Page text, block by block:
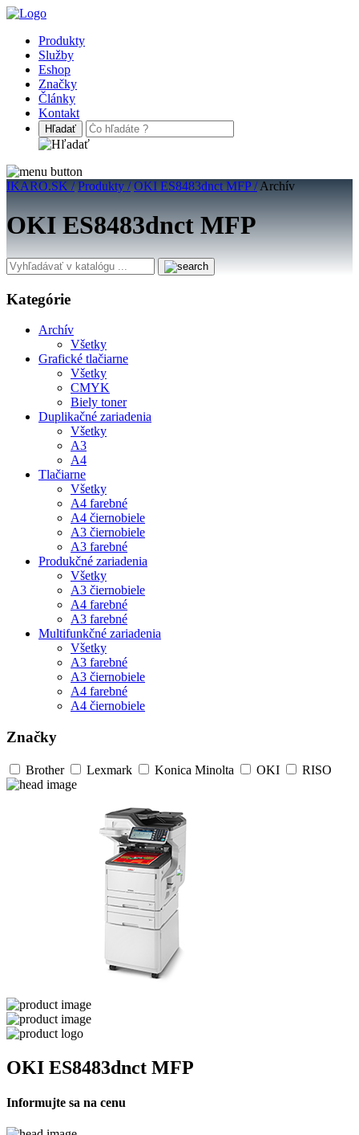
Produkty
Služby
Eshop
Značky
Články
Kontakt
IKARO.SK / Produkty / OKI ES8483dnct MFP /Archív
OKI ES8483dnct MFP
Kategórie
Archív
Všetky
Grafické tlačiarne
Všetky
CMYK
Biely toner
Duplikačné zariadenia
Všetky
A3
A4
Tlačiarne
Všetky
A4 farebné
A4 čiernobiele
A3 čiernobiele
A3 farebné
Produkčné zariadenia
Všetky
A3 čiernobiele
A4 farebné
A3 farebné
Multifunkčné zariadenia
Všetky
A3 farebné
A3 čiernobiele
A4 farebné
A4 čiernobiele
Značky
Brother Lexmark Konica Minolta OKI RISO
OKI ES8483dnct MFP
Informujte sa na cenu